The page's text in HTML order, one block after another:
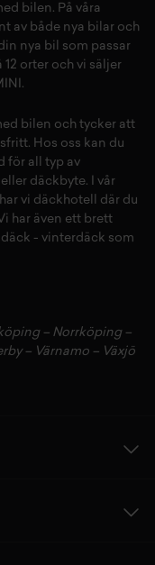
bilen. På våra
av både nya bilar och
nya bil som passar
orter och vi säljer
.
bilen och tycker att
Hos oss kan du
för all typ av
eller däckbyte. I vår
vi däckhotell d är du
har även ett brett
- vinterdäck som
– Norrköping–
– Värnamo – Växjö